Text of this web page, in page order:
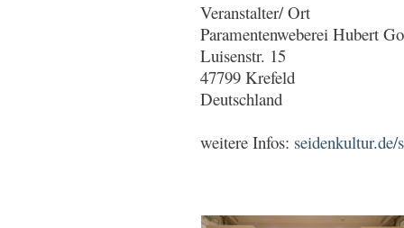
Veranstalter/ Ort
Paramentenweberei Hubert
Luisenstr. 15
47799 Krefeld
Deutschland
weitere Infos: seidenkultur.de/